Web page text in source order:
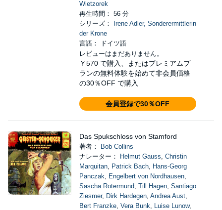
Wietzorek
再生時間： 56 分
シリーズ：
Irene Adler, Sonderermittlerin
der Krone
言語： ドイツ語
レビューはまだありません。
￥570 で購入、またはプレミアムプ
ランの無料体験を始めて非会員価格
の30％OFF で購入
会員登録で30％OFF
Das Spukschloss von Stamford
著者：
Bob Collins
ナレーター：
Helmut Gauss, Christin
Marquitan, Patrick Bach, Hans-Georg
Panczak, Engelbert von Nordhausen,
Sascha Rotermund, Till Hagen, Santiago
Ziesmer, Dirk Hardegen, Andrea Aust,
Bert Franzke, Vera Bunk, Luise Lunow,